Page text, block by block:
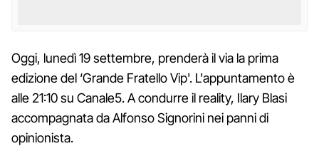
Oggi, lunedì 19 settembre, prenderà il via la prima
edizione del ‘Grande Fratello Vip'. L'appuntamento è
alle 21:10 su Canale5. A condurre il reality, Ilary Blasi
accompagnata da Alfonso Signorini nei panni di
opinionista.